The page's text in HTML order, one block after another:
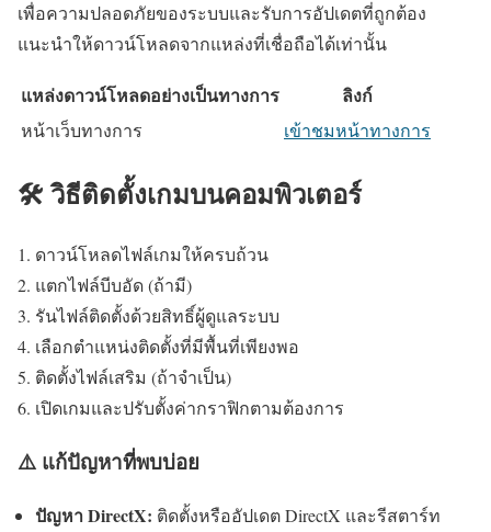
เพื่อความปลอดภัยของระบบและรับการอัปเดตที่ถูกต้อง
แนะนำให้ดาวน์โหลดจากแหล่งที่เชื่อถือได้เท่านั้น
แหล่งดาวน์โหลดอย่างเป็นทางการ ลิงก์
หน้าเว็บทางการ เข้าชมหน้าทางการ
🛠️ วิธีติดตั้งเกมบนคอมพิวเตอร์
ดาวน์โหลดไฟล์เกมให้ครบถ้วน
แตกไฟล์บีบอัด (ถ้ามี)
รันไฟล์ติดตั้งด้วยสิทธิ์ผู้ดูแลระบบ
เลือกตำแหน่งติดตั้งที่มีพื้นที่เพียงพอ
ติดตั้งไฟล์เสริม (ถ้าจำเป็น)
เปิดเกมและปรับตั้งค่ากราฟิกตามต้องการ
⚠️ แก้ปัญหาที่พบบ่อย
ปัญหา DirectX: ติดตั้งหรืออัปเดต DirectX และรีสตาร์ท